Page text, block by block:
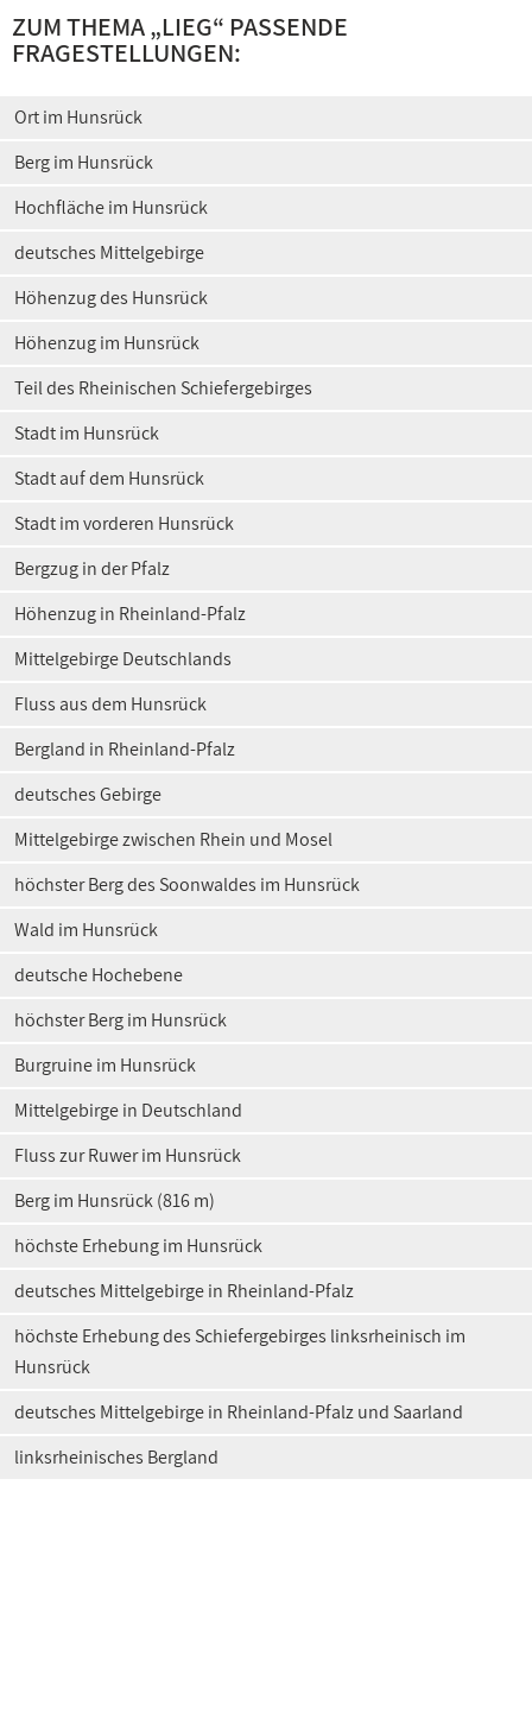
ZUM THEMA „LIEG“ PASSENDE
FRAGESTELLUNGEN:
Ort im Hunsrück
Berg im Hunsrück
Hochfläche im Hunsrück
deutsches Mittelgebirge
Höhenzug des Hunsrück
Höhenzug im Hunsrück
Teil des Rheinischen Schiefergebirges
Stadt im Hunsrück
Stadt auf dem Hunsrück
Stadt im vorderen Hunsrück
Bergzug in der Pfalz
Höhenzug in Rheinland-Pfalz
Mittelgebirge Deutschlands
Fluss aus dem Hunsrück
Bergland in Rheinland-Pfalz
deutsches Gebirge
Mittelgebirge zwischen Rhein und Mosel
höchster Berg des Soonwaldes im Hunsrück
Wald im Hunsrück
deutsche Hochebene
höchster Berg im Hunsrück
Burgruine im Hunsrück
Mittelgebirge in Deutschland
Fluss zur Ruwer im Hunsrück
Berg im Hunsrück (816 m)
höchste Erhebung im Hunsrück
deutsches Mittelgebirge in Rheinland-Pfalz
höchste Erhebung des Schiefergebirges linksrheinisch im
Hunsrück
deutsches Mittelgebirge in Rheinland-Pfalz und Saarland
linksrheinisches Bergland